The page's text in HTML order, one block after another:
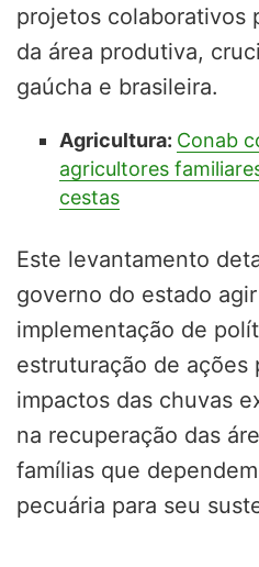
projetos colaborativos
da área produtiva,
gaúcha e brasileira.
Agricultura: Conab
agricultores
cestas
Este levantamento
governo do estado
implementação de
estruturação de ações
impactos das chuvas
na recuperação das
famílias que
pecuária para seu